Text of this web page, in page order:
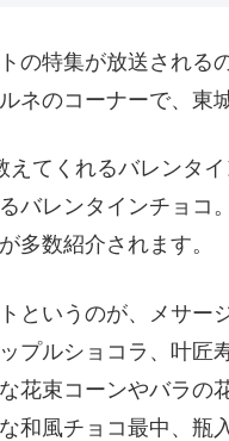
の特集が放送される
ネのコーナーで、東
えてくれるバレンタ
バレンタインチョ
多数紹介されます。
というのが、メサー
プルショコラ、叶匠
花束コーンやバラ
和風チョコ最中、瓶